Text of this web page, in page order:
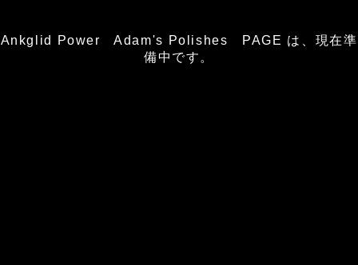
Ankglid Power Adam's Polishes PAGE は、現在準
備中です。